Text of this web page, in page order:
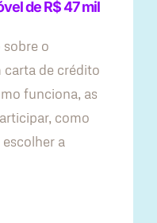
de R$ 47 mil
sobre o
de crédito
funciona, as
como
a